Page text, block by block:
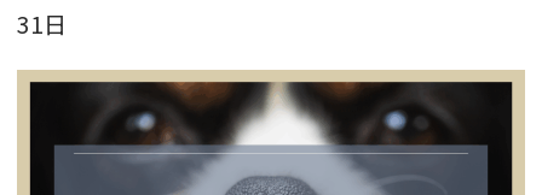
31日